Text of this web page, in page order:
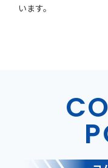
います。